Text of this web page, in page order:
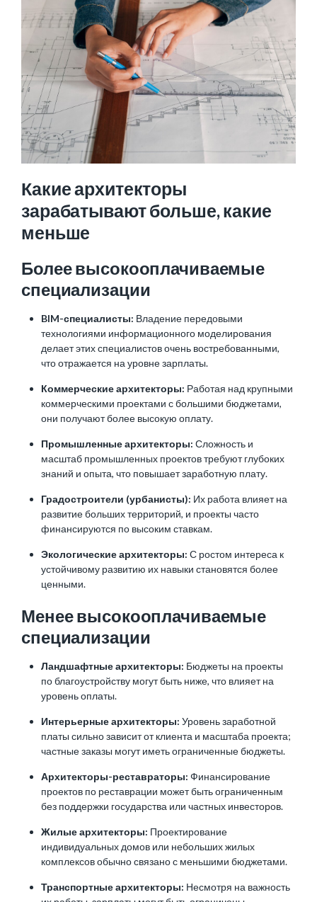
Какие архитекторы
зарабатывают больше, какие
меньше
Более высокооплачиваемые
специализации
BIM-специалисты: Владение передовыми
технологиями информационного моделирования
делает этих специалистов очень востребованными,
что отражается на уровне зарплаты.
Коммерческие архитекторы: Работая над крупными
коммерческими проектами с большими бюджетами,
они получают более высокую оплату.
Промышленные архитекторы: Сложность и
масштаб промышленных проектов требуют глубоких
знаний и опыта, что повышает заработную плату.
Градостроители (урбанисты): Их работа влияет на
развитие больших территорий, и проекты часто
финансируются по высоким ставкам.
Экологические архитекторы: С ростом интереса к
устойчивому развитию их навыки становятся более
ценными.
Менее высокооплачиваемые
специализации
Ландшафтные архитекторы: Бюджеты на проекты
по благоустройству могут быть ниже, что влияет на
уровень оплаты.
Интерьерные архитекторы: Уровень заработной
платы сильно зависит от клиента и масштаба проекта;
частные заказы могут иметь ограниченные бюджеты.
Архитекторы-реставраторы: Финансирование
проектов по реставрации может быть ограниченным
без поддержки государства или частных инвесторов.
Жилые архитекторы: Проектирование
индивидуальных домов или небольших жилых
комплексов обычно связано с меньшими бюджетами.
Транспортные архитекторы: Несмотря на важность